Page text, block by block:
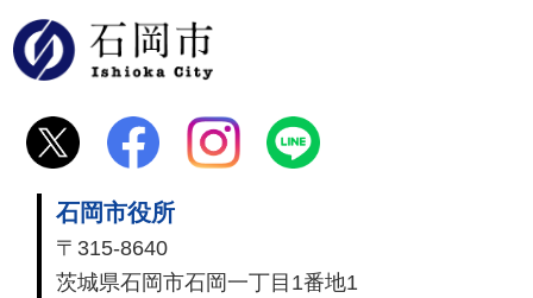
石岡市役所
〒315-8640
茨城県石岡市石岡一丁目1番地1